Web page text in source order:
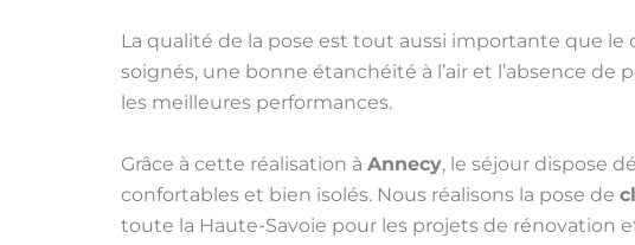
La qualité de la pose est tout aussi importante que le
soignés, une bonne étanchéité à l’air et l’absence
les meilleures performances.
Grâce à cette réalisation à Annecy, le séjour dispose
confortables et bien isolés. Nous réalisons la pose de
toute la Haute-Savoie pour les projets de rénovation